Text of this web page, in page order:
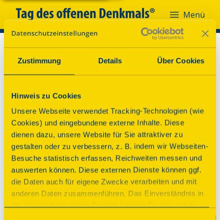
Zustimmung Details Über Cookies
Hinweis zu Cookies
Unsere Webseite verwendet Tracking-Technologien (wie
Cookies) und eingebundene externe Inhalte. Diese
dienen dazu, unsere Website für Sie attraktiver zu
gestalten oder zu verbessern, z. B. indem wir Webseiten-
Besuche statistisch erfassen, Reichweiten messen und
auswerten können. Diese externen Dienste können ggf.
die Daten auch für eigene Zwecke verarbeiten und mit
anderen Daten zusammenführen. Das Einverständnis in
die Verwendung dieser Dienste können Sie hier geben.
Menü